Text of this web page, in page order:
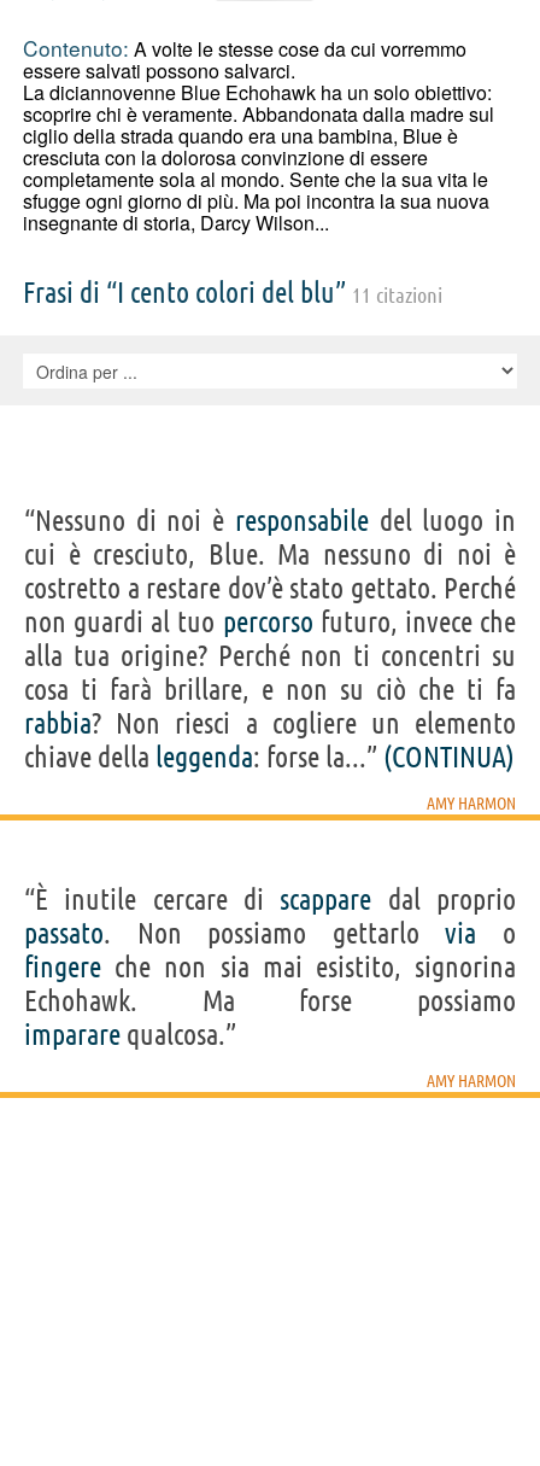
Contenuto: A volte le stesse cose da cui vorremmo
essere salvati possono salvarci.
La diciannovenne Blue Echohawk ha un solo obiettivo:
scoprire chi è veramente. Abbandonata dalla madre sul
ciglio della strada quando era una bambina, Blue è
cresciuta con la dolorosa convinzione di essere
completamente sola al mondo. Sente che la sua vita le
sfugge ogni giorno di più. Ma poi incontra la sua nuova
insegnante di storia, Darcy Wilson...
Frasi di “I cento colori del blu” 11 citazioni
“Nessuno di noi è responsabiledel luogo in
cui è cresciuto, Blue. Ma nessuno di noi è
costretto a restare dov’è stato gettato. Perché
non guardi al tuo percorso futuro, invece che
alla tua origine? Perché non ti concentri su
cosa ti farà brillare, e non su ciò che ti fa
rabbia? Non riesci a cogliere un elemento
chiave della leggenda: forse la...” (CONTINUA)
AMY HARMON
“È inutile cercare di scappare dal proprio
passato. Non possiamo gettarlovia o
fingere che non sia mai esistito, signorina
Echohawk. Ma forse possiamo
imparare qualcosa.”
AMY HARMON